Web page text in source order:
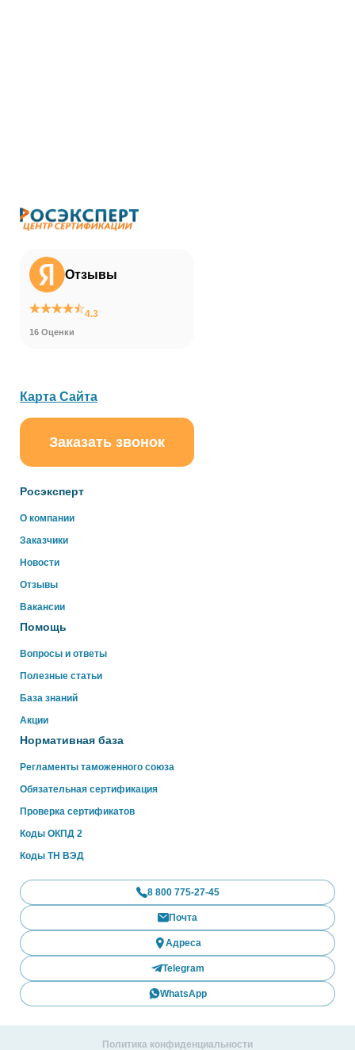
Отзывы
4.3
16 Оценки
Росэксперт
О компании
Заказчики
Новости
Отзывы
Вакансии
Помощь
Вопросы и ответы
Полезные статьи
База знаний
Акции
Нормативная база
Регламенты таможенного союза
Обязательная сертификация
Проверка сертификатов
Коды ОКПД 2
Коды ТН ВЭД
Карта Сайта
Заказать звонок
8 800 775-27-45
Почта
Адреса
Telegram
WhatsApp
Политика конфиденциальности
online
Здравствуйте!
Свяжитесь с нами через WhatsApp нажав на кнопку